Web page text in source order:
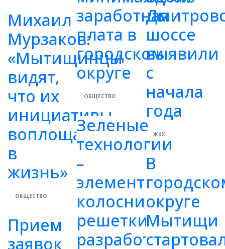
шоссе
выявили
с
начала
года
ЖКХ
заработная
плата в
городском
округе
ОБЩЕСТВО
Михаил
Мурзаков:
«Мытищинцы
видят,
что их
инициативы
воплощаются
в
жизнь»
ОБЩЕСТВО
Зеленые
технологии
–
элементы
колосниковой
решетки,
разработанные
В
округе
Мытищи
Прием
заявок